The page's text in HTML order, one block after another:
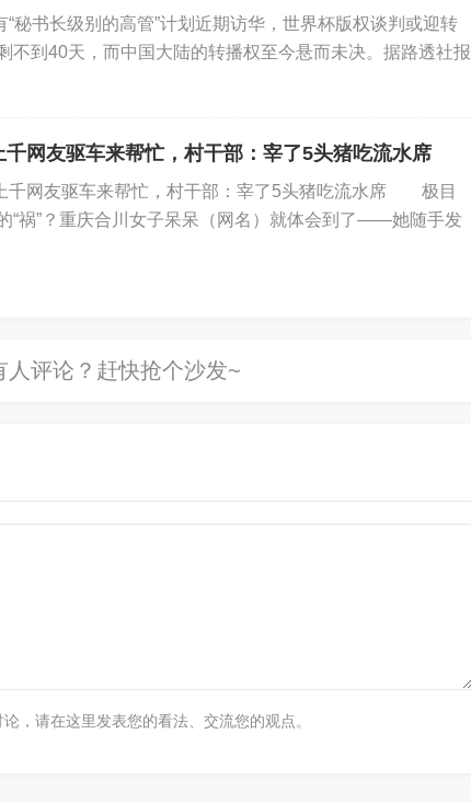
书长级别的高管”计划近期访华，世界杯版权谈判或迎转
不到40天，而中国大陆的转播权至今悬而未决。据路透社报
网友驱车来帮忙，村干部：宰了5头猪吃流水席
网友驱车来帮忙，村干部：宰了5头猪吃流水席 极目
”？重庆合川女子呆呆（网名）就体会到了——她随手发
，请在这里发表您的看法、交流您的观点。